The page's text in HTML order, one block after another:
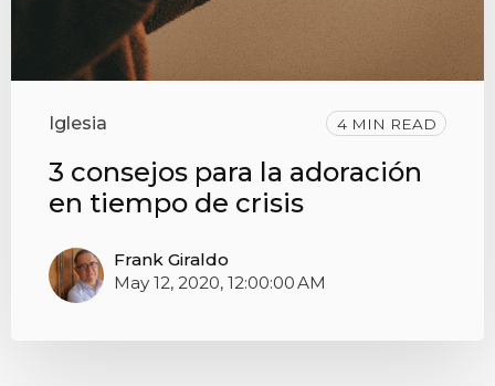
Iglesia 4 MIN READ
3 consejos para la adoración
en tiempo de crisis
Frank Giraldo
May 12, 2020, 12:00:00 AM